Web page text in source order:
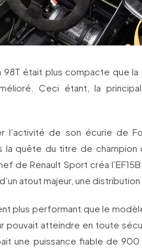
98T était plus compacte que
Ceci étant, la
l’activité de son écurie de
la quête du titre de champion
de Renault Sport créa
atout majeur, une distribution
plus performant que le
pouvait atteindre en toute
une puissance fiable de 900